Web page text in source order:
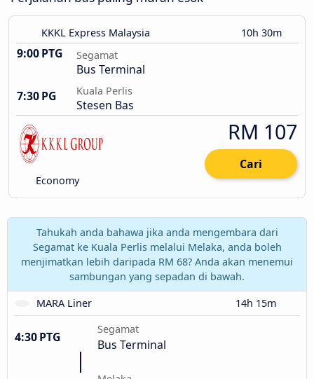
KKKL Express Malaysia 10h 30m
9:00 PTG Segamat
Bus Terminal
7:30 PG
Kuala Perlis
Stesen Bas
Economy
RM 107
Cari
Tahukah anda bahawa jika anda mengembara dari
Segamat ke Kuala Perlis melalui Melaka, anda boleh
menjimatkan lebih daripada RM 68? Anda akan menemui
sambungan yang sepadan di bawah.
MARA Liner
14h 15m
4:30 PTG
Segamat
Bus Terminal